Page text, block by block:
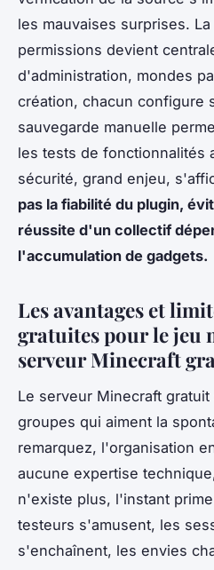
les mauvaises surprises.
permissions devient
d'administration, mondes
création, chacun configure
sauvegarde manuelle
les tests de fonctionnalités
sécurité, grand enjeu,
pas la fiabilité du plugin,
réussite d'un collectif
l'accumulation de gadgets.
Les avantages et
gratuites pour le jeu
serveur Minecraft
Le serveur Minecraft
groupes qui aiment la
remarquez, l'organisation
aucune expertise
n'existe plus, l'instant
testeurs s'amusent, les
s'enchaînent, les envies